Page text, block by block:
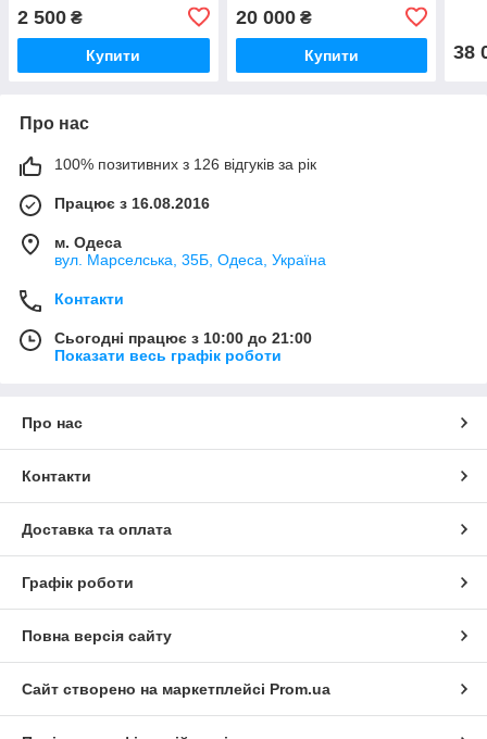
2 500 ₴
Купити
20 000₴
Купити 38
Про нас
100% позитивних з 126 відгуків за рік
Працює з 16.08.2016
м. Одеса
вул. Марселська, 35Б, Одеса, Україна
Контакти
Сьогодні працює з 10:00 до 21:00
Показати весь графік роботи
Про нас
Контакти
Доставка та оплата
Графік роботи
Повна версія сайту
Сайт створено на маркетплейсі Prom.ua